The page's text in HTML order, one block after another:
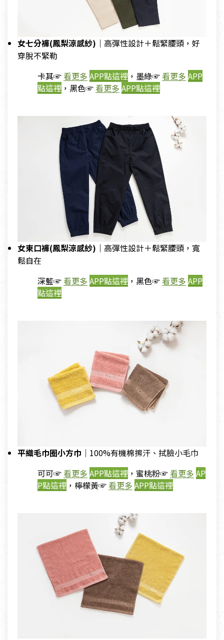
女七分褲(鳳梨涼感紗)｜ 高彈性設計＋鬆緊腰頭，好
穿脫不緊勒
卡其☞看更多 APP點這裡 ，墨綠☞看更多 APP
點這裡 ，黑色☞看更多 APP點這裡
女束口褲(鳳梨涼感紗)｜ 高彈性設計＋鬆緊腰頭，寬
鬆自在
深藍☞看更多 APP點這裡 ，黑色☞看更多 APP
點這裡
平織毛巾圈小方巾 ｜ 100%有機棉擦汗、拭臉小毛巾
可可☞看更多 APP點這裡 ，蜜桃粉☞看更多 AP
P點這裡 ，檸檬黃☞看更多 APP點這裡